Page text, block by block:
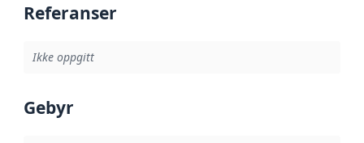
Referanser
Ikke oppgitt
Gebyr